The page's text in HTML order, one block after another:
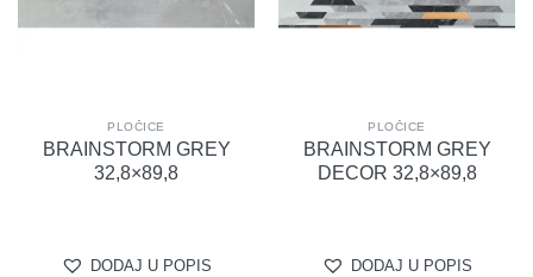
PLOČICE
BRAINSTORM GREY
32,8×89,8
PLOČICE
BRAINSTORM GREY
DECOR 32,8×89,8
DODAJ U POPIS DODAJ U POPIS